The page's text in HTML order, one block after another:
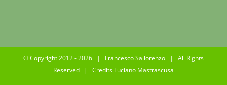
© Copyright 2012 -2026 | Francesco Sallorenzo | All Rights
Reserved | Credits Luciano Mastrascusa